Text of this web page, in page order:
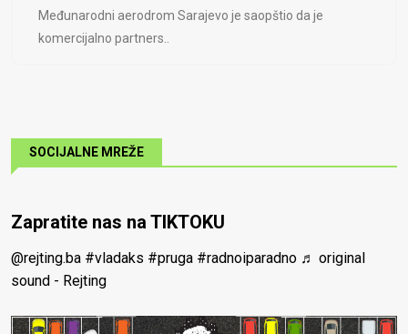
Međunarodni aerodrom Sarajevo je saopštio da je
komercijalno partners..
SOCIJALNE MREŽE
Zapratite nas na TIKTOKU
@rejting.ba #vladaks #pruga #radnoiparadno ♬ original
sound - Rejting